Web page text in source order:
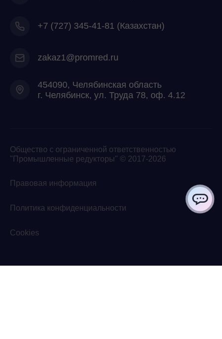
+7 (727) 345-41-81 (Казахстан)
zakaz1@promred.ru
454090, Челябинская область
г. Челябинск, ул. Труда 78, оф. 4.12
Общество с ограниченной ответственностью
"Промышленные редукторы" © 2017-2026
Правовая информация
Политика конфиденциальности
Cookies
ChatApp